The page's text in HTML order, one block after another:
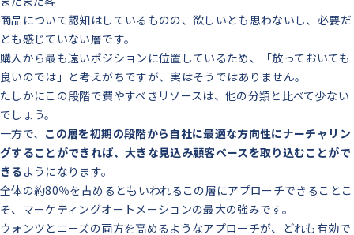
商品について認知はしているものの、欲しいとも思わないし、必要だ
とも感じていない層です。
購入から最も遠いポジションに位置しているため、「放っておいても
良いのでは」と考えがちですが、実はそうではありません。
たしかにこの段階で費やすべきリソースは、他の分類と比べて少ない
でしょう。
一方で、 この層を初期の段階から自社に最適な方向性にナーチャリン
グすることができれば、大きな見込み顧客ベースを取り込むことがで
きる ようになります。
全体の約80％を占めるともいわれるこの層にアプローチできることこ
そ、マーケティングオートメーションの最大の強みです。
ウォンツとニーズの両方を高めるようなアプローチが、どれも有効で